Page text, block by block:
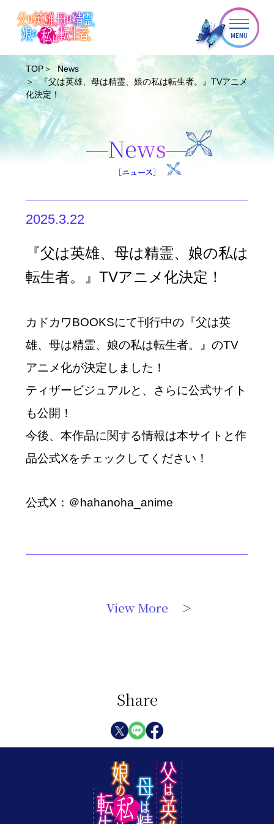
MENU
TOP
News
『父は英雄、母は精霊、娘の私は転生者。』TVアニメ
化決定！
News
［ニュース］
2025.3.22
『父は英雄、母は精霊、娘の私は
転生者。』TVアニメ化決定！
カドカワBOOKSにて刊行中の『父は英
雄、母は精霊、娘の私は転生者。』のTV
アニメ化が決定しました！
ティザービジュアルと、さらに公式サイト
も公開！
今後、本作品に関する情報は本サイトと作
品公式Xをチェックしてください！
公式X： ＠hahanoha_anime
View More ＞
Share